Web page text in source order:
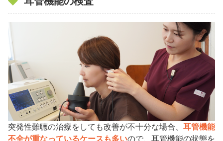
突発性難聴の治療をしても改善が不十分な場合、 耳管機能
不全が重なっているケースも多いので、耳管機能の状態を